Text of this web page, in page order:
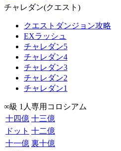
チャレダン(クエスト)
クエストダンジョン攻略
EXラッシュ
チャレダン5
チャレダン4
チャレダン3
チャレダン2
チャレダン1
∞級 1人専用コロシアム
十四億 十三億
ドット 十二億
十一億 裏十億